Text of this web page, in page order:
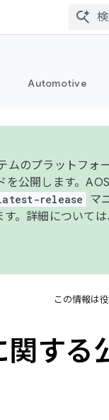
Automotive
ムのプラットフォ
公開します。
release
マ
。詳細については
この情報は
する